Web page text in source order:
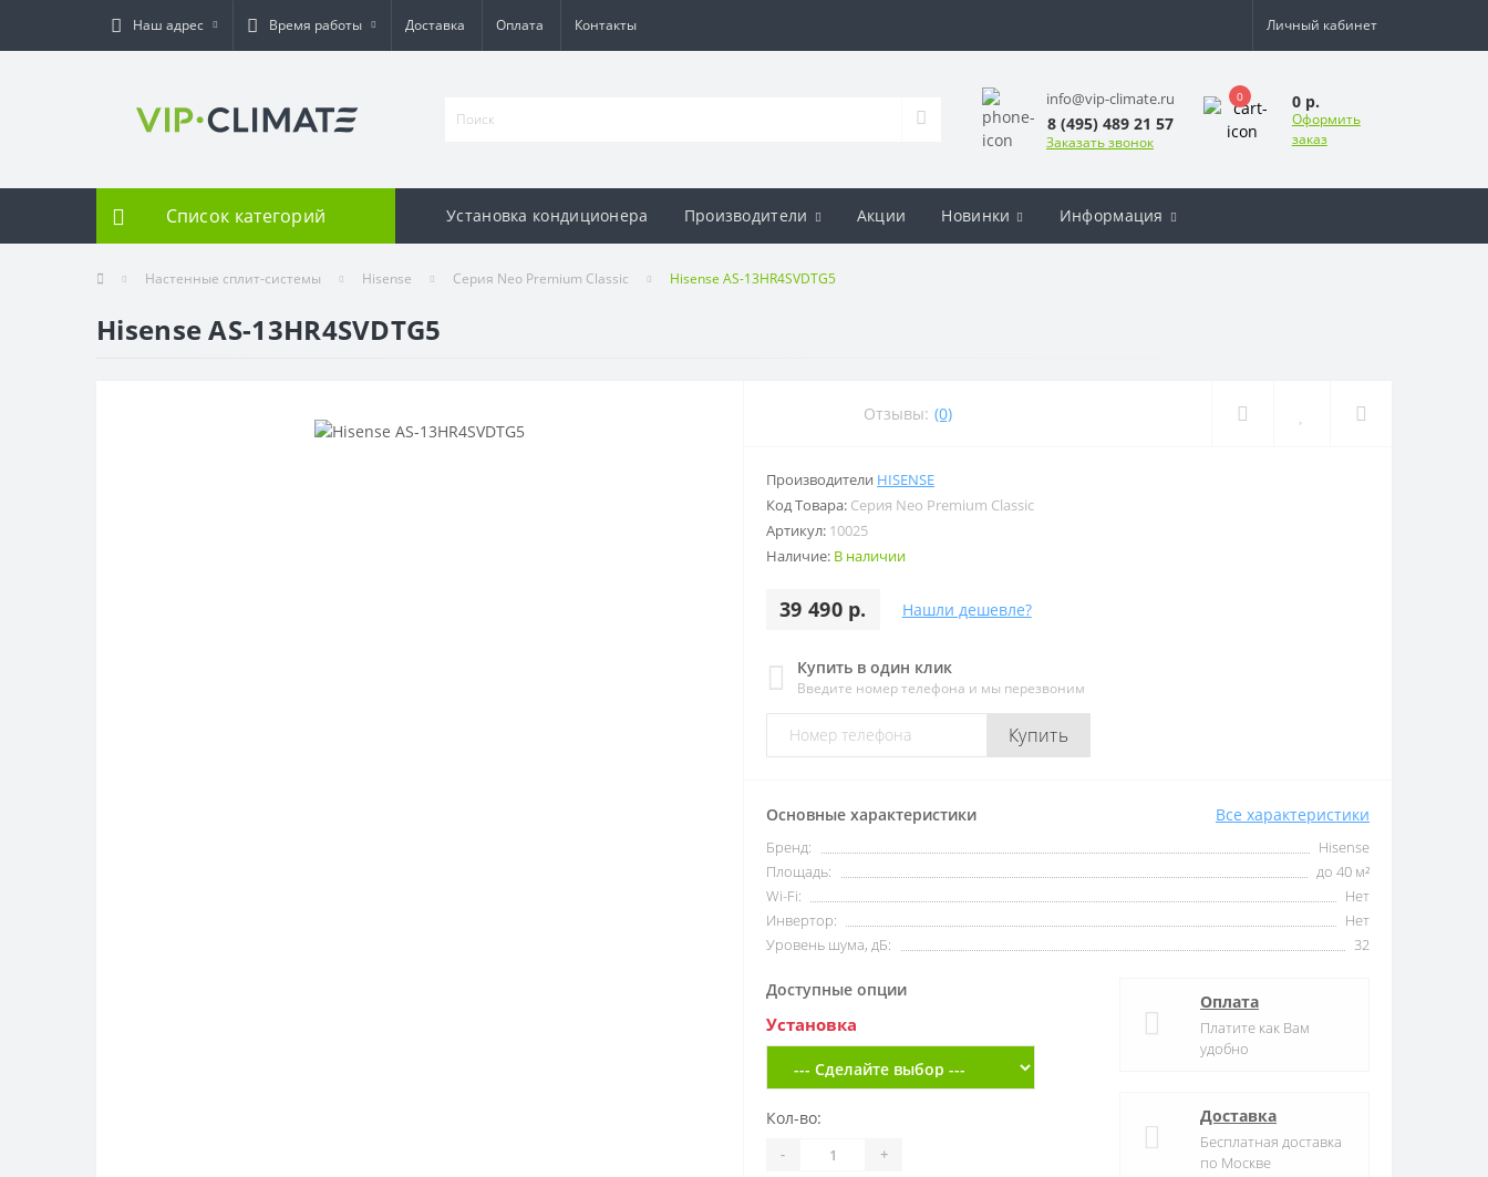
Наш адрес Время работы Доставка Оплата Контакты Личный кабинет
info@vip-climate.ru
8 (495) 489 21 57
Заказать звонок
0 0 р.
Оформить
заказ
Список категорий Установка кондиционера Производители Акции Новинки Информация
Настенные сплит-системы Hisense Серия Neo Premium Classic Hisense AS-13HR4SVDTG5
Hisense AS-13HR4SVDTG5
Отзывы: (0)
Производители HISENSE
Код Товара: Серия Neo Premium Classic
Артикул: 10025
Наличие: В наличии
39 490 р. Нашли дешевле?
Купить в один клик
Введите номер телефона и мы перезвоним
Купить
Основные характеристики Все характеристики
Бренд:
Hisense
Площадь:
до 40 м²
Wi-Fi:
Нет
Инвертор:
Нет
Уровень шума, дБ:
32
Доступные опции
Установка
Кол-во:
- +
Оплата
Платите как Вам
удобно
Доставка
Бесплатная доставка
по Москве